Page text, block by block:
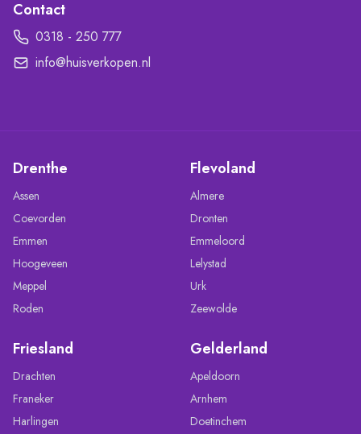
Contact
0318 - 250 777
info@huisverkopen.nl
Drenthe
Assen
Coevorden
Emmen
Hoogeveen
Meppel
Roden
Flevoland
Almere
Dronten
Emmeloord
Lelystad
Urk
Zeewolde
Friesland
Drachten
Franeker
Harlingen
Gelderland
Apeldoorn
Arnhem
Doetinchem